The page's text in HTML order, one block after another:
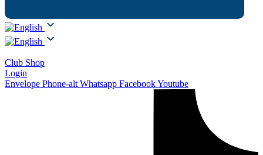
Club Shop
Login
Envelope Phone-alt Whatsapp FacebookYoutube